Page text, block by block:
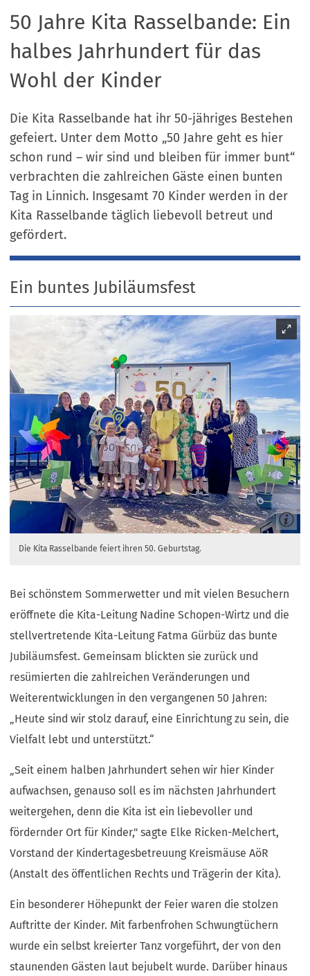
50 Jahre Kita Rasselbande: Ein
halbes Jahrhundert für das
Wohl der Kinder
Die Kita Rasselbande hat ihr 50-jähriges Bestehen
gefeiert. Unter dem Motto „50 Jahre geht es hier
schon rund – wir sind und bleiben für immer bunt“
verbrachten die zahlreichen Gäste einen bunten
Tag in Linnich. Insgesamt 70 Kinder werden in der
Kita Rasselbande täglich liebevoll betreut und
gefördert.
Ein buntes Jubiläumsfest
Die Kita Rasselbande feiert ihren 50. Geburtstag.
Bei schönstem Sommerwetter und mit vielen Besuchern
eröffnete die Kita-Leitung Nadine Schopen-Wirtz und die
stellvertretende Kita-Leitung Fatma Gürbüz das bunte
Jubiläumsfest. Gemeinsam blickten sie zurück und
resümierten die zahlreichen Veränderungen und
Weiterentwicklungen in den vergangenen 50 Jahren:
„Heute sind wir stolz darauf, eine Einrichtung zu sein, die
Vielfalt lebt und unterstützt.“
„Seit einem halben Jahrhundert sehen wir hier Kinder
aufwachsen, genauso soll es im nächsten Jahrhundert
weitergehen, denn die Kita ist ein liebevoller und
fördernder Ort für Kinder," sagte Elke Ricken-Melchert,
Vorstand der Kindertagesbetreuung Kreismäuse AöR
(Anstalt des öffentlichen Rechts und Trägerin der Kita).
Ein besonderer Höhepunkt der Feier waren die stolzen
Auftritte der Kinder. Mit farbenfrohen Schwungtüchern
wurde ein selbst kreierter Tanz vorgeführt, der von den
staunenden Gästen laut bejubelt wurde. Darüber hinaus